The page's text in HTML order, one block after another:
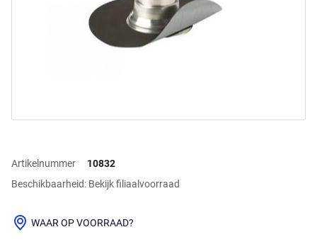
Artikelnummer
10832
Beschikbaarheid: Bekijk filiaalvoorraad
WAAR OP VOORRAAD?